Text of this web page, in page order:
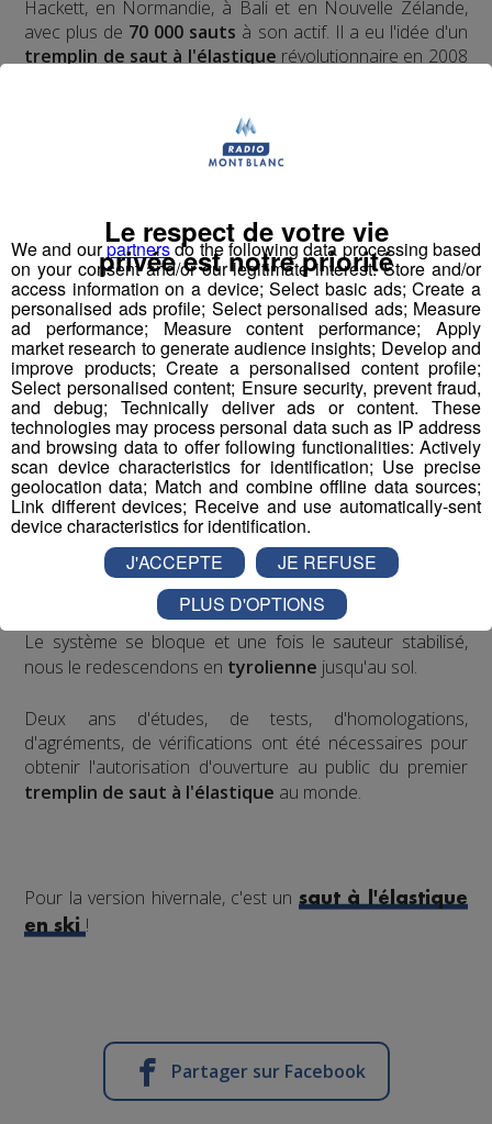
Hackett, en Normandie, à Bali et en Nouvelle Zélande,
avec plus de 70 000 sauts à son actif. Il a eu l'idée d'un
tremplin de saut à l'élastique révolutionnaire en 2008
est inspiré de la prononciation
avec au milieu le "J" de Jeff, son inventeur.
Écoutez l'interview de son créateur ⬇
mp3
Vous l'avez compris, leBun J Ride combine les
techniques dusaut de tremplin, dusaut à l'élastique
et de latyrolienne. Le sauteur est équipé à la taille d'un
harnais relié, de chaque côté, à deuxélastiques
mobiles. Placé en haut dutremplinsur l'accessoire
d'envol de son choix, le sauteur effectue une prise d'élan
d'environ 30 mètres qui débouche sur un vide de 40
mètres. Le saut s'effectue retenu par les deux
qui accompagnent la trajectoire du sauteur.
Le système se bloque et une fois le sauteur stabilisé,
nous le redescendons en tyrolienne jusqu'au sol.
​Deux ans d'études, de tests, d'homologations,
d'agréments, de vérifications ont été nécessaires pour
obtenir l'autorisation d'ouverture au public du premier
tremplin de saut à l'élastique au monde.
Pour la version hivernale, c'est un saut à l'élastique
en ski !
Partager sur Facebook
We and ourpartnersdo the following data processing based
on your consent and/or our legitimate interest: Store and/or
access information on a device; Select basic ads; Create a
personalised ads profile; Select personalised ads; Measure
ad performance; Measure content performance; Apply
market research to generate audience insights; Develop and
improve products; Create a personalised content profile;
Select personalised content; Ensure security, prevent fraud,
and debug; Technically deliver ads or content. These
technologies may process personal data such as IP address
and browsing data to offer following functionalities: Actively
scan device characteristics for identification; Use precise
geolocation data; Match and combine offline data sources;
Link different devices; Receive and use automatically-sent
device characteristics for identification.
Le respect de votre vie
privée est notre priorité
J'ACCEPTE
JE REFUSE
PLUS D'OPTIONS